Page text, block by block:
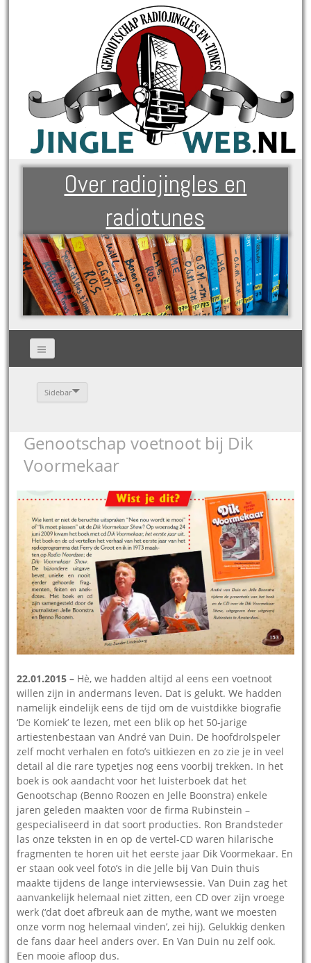
Over radiojingles en
radiotunes
Sidebar
Genootschap voetnoot bij Dik
Voormekaar
22.01.2015 – Hè, we hadden altijd al eens een voetnoot
willen zijn in andermans leven. Dat is gelukt. We hadden
namelijk eindelijk eens de tijd om de vuistdikke biografie
‘De Komiek’ te lezen, met een blik op het 50-jarige
artiestenbestaan van André van Duin. De hoofdrolspeler
zelf mocht verhalen en foto’s uitkiezen en zo zie je in veel
detail al die rare typetjes nog eens voorbij trekken. In het
boek is ook aandacht voor het luisterboek dat het
Genootschap (Benno Roozen en Jelle Boonstra) enkele
jaren geleden maakten voor de firma Rubinstein –
gespecialiseerd in dat soort producties. Ron Brandsteder
las onze teksten in en op de vertel-CD waren hilarische
fragmenten te horen uit het eerste jaar Dik Voormekaar. En
er staan ook veel foto’s in die Jelle bij Van Duin thuis
maakte tijdens de lange interviewsessie. Van Duin zag het
aanvankelijk helemaal niet zitten, een CD over zijn vroege
werk (‘dat doet afbreuk aan de mythe, want we moesten
onze vorm nog helemaal vinden’, zei hij). Gelukkig denken
de fans daar heel anders over. En Van Duin nu zelf ook.
Een mooie afloop dus.